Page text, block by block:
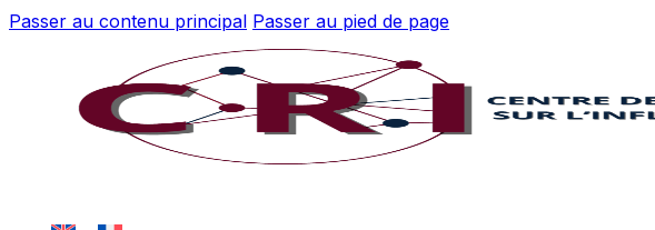
Passer au contenu principal Passer au pied de page